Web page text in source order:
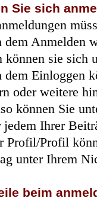
Sie sich
dem Anmelden
können sie sich
dem Einloggen
oder weitere
können Sie
jedem Ihrer
Profil/Profil
unter Ihrem
beim